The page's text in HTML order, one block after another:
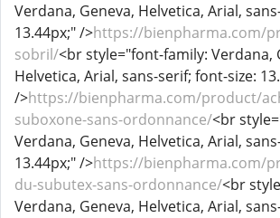
Verdana, Geneva, Helvetica, Arial,
13.44px;" />https://bienpharma.com/
sobril/<br style="font-family: Verdana,
Helvetica, Arial, sans-serif; font-size:
/>https://bienpharma.com/product/
suboxone-sans-ordonnance/<br
Verdana, Geneva, Helvetica, Arial,
13.44px;" />https://bienpharma.com/
du-subutex-sans-ordonnance/<br
Verdana, Geneva, Helvetica, Arial,